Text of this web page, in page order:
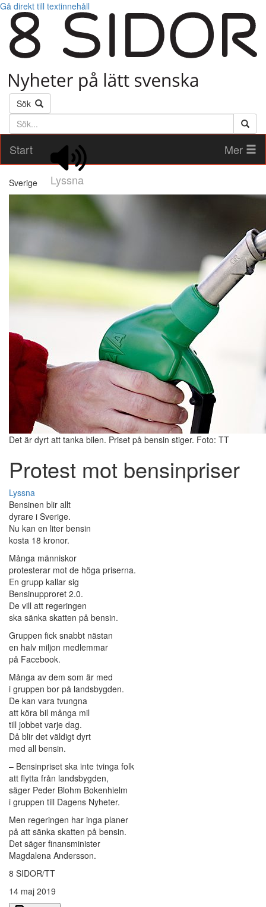
Gå direkt till textinnehåll
Sök
Söktext
Start
Lyssna
Mer
Sverige
Det är dyrt att tanka bilen. Priset på bensin stiger. Foto: TT
Protest mot bensinpriser
Lyssna
Bensinen blir allt
dyrare i Sverige.
Nu kan en liter bensin
kosta 18 kronor.
Många människor
protesterar mot de höga priserna.
En grupp kallar sig
Bensinupproret 2.0.
De vill att regeringen
ska sänka skatten på bensin.
Gruppen fick snabbt nästan
en halv miljon medlemmar
på Facebook.
Många av dem som är med
i gruppen bor på landsbygden.
De kan vara tvungna
att köra bil många mil
till jobbet varje dag.
Då blir det väldigt dyrt
med all bensin.
– Bensinpriset ska inte tvinga folk
att flytta från landsbygden,
säger Peder Blohm Bokenhielm
i gruppen till Dagens Nyheter.
Men regeringen har inga planer
på att sänka skatten på bensin.
Det säger finansminister
Magdalena Andersson.
8 SIDOR/TT
14 maj 2019